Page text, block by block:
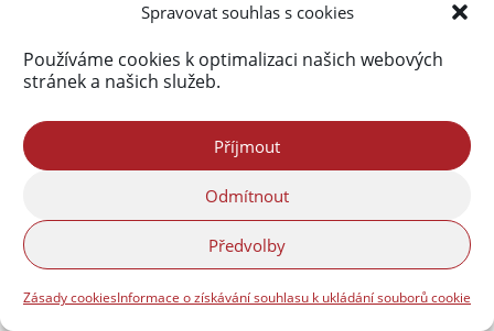
Spravovat souhlas s cookies
Používáme cookies k optimalizaci našich webových
stránek a našich služeb.
Příjmout
Odmítnout
Předvolby
Zásady cookiesInformace o získávání souhlasu k ukládání souborů cookie